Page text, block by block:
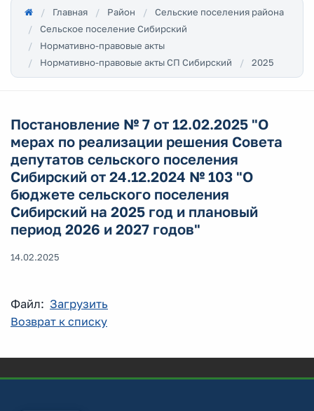
Главная Район
Сельские поселения района
Сельское поселение Сибирский
Нормативно-правовые акты
Нормативно-правовые акты СП Сибирский
2025
Постановление № 7 от 12.02.2025 "О
мерах по реализации решения Совета
депутатов сельского поселения
Сибирский от 24.12.2024 № 103 "О
бюджете сельского поселения
Сибирский на 2025 год и плановый
период 2026 и 2027 годов"
14.02.2025
Файл: Загрузить
Возврат к списку